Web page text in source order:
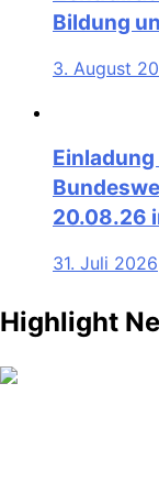
Bildung
3. August
Einladung
20.08.26
31. Juli 2026
Highlight